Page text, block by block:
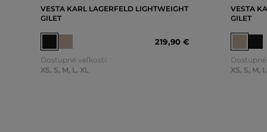
VESTA KARL LAGERFELD LIGHTWEIGHT
GILET
219,90 €
Dostupné veľkosti:
XS, S, M, L, XL
VESTA
GILET
XS, S, M, L